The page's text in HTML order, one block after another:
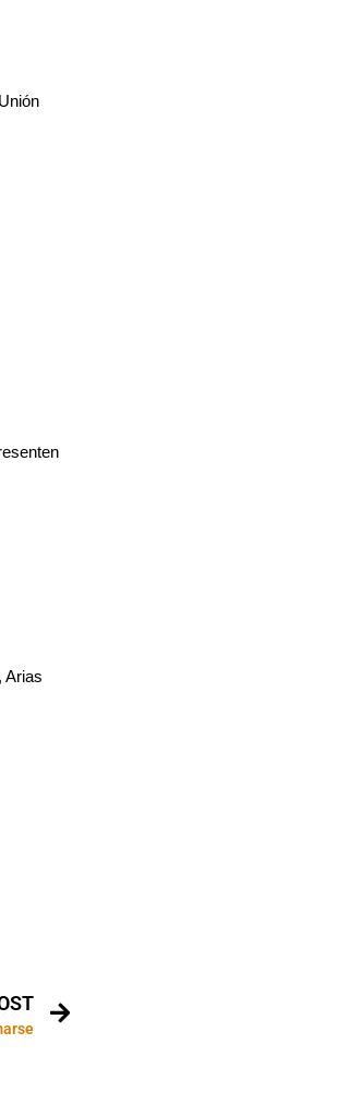
Arias